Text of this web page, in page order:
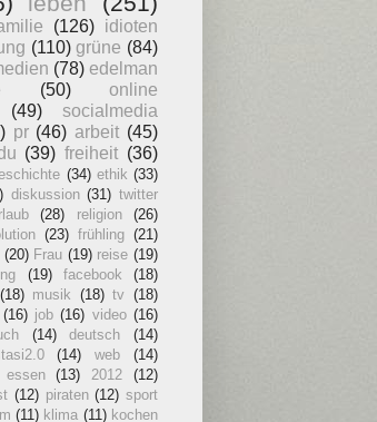
(126)
idioten
(110) grüne (84)
(78) edelman
(50)
online
(49)
socialmedia
pr (46) arbeit (45)
(39) freiheit (36)
(34) ethik (33)
diskussion (31) twitter
(28) religion
(26)
(23) frühling (21)
(20) Frau (19) reise (19)
(19) facebook
(18)
(18) musik (18) tv
(18)
(16) job (16) video (16)
(14) deutsch
(14)
(14) web
(14)
essen (13) 2012
(12)
(12) piraten (12) sport
(11) klima (11) kochen